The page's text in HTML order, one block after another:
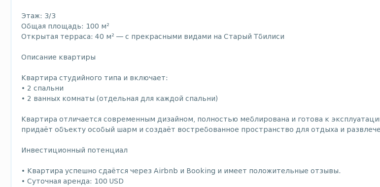
Этаж: 3/3
Общая площадь: 100 м²
Открытая терраса: 40 м² — с прекрасными видами на Старый Тбилиси
Описание квартиры
Квартира студийного типа и включает:
• 2 спальни
• 2 ванных комнаты (отдельная для каждой спальни)
Квартира отличается современным дизайном, полностью меблирована и готова к
придаёт объекту особый шарм и создаёт востребованное пространство для отдыха и
Инвестиционный потенциал
• Квартира успешно сдаётся через Airbnb и Booking и имеет положительные отзывы.
• Суточная аренда: 100 USD